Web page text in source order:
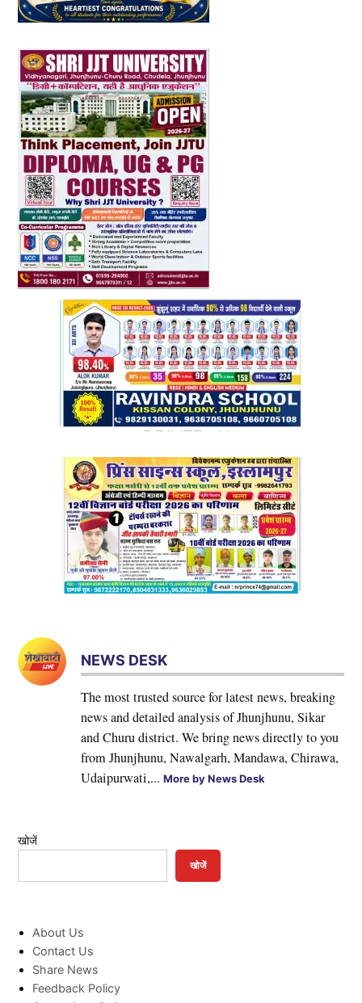
NEWS DESK
The most trusted source for latest news, breaking
news and detailed analysis of Jhunjhunu, Sikar
and Churu district. We bring news directly to you
from Jhunjhunu, Nawalgarh, Mandawa, Chirawa,
Udaipurwati,...More by News Desk
खोजें
खोजें
About Us
Contact Us
Share News
Feedback Policy